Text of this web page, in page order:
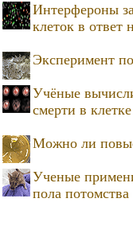
Интерфероны
клеток в
Эксперимент
Учёные
смерти в
Можно ли
Ученые
пола